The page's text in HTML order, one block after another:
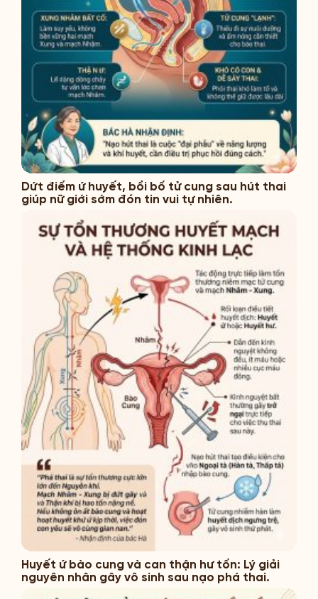
Dứt điểm ứ huyết, bồi bổ tử cung sau hút thai
giúp nữ giới sớm đón tin vui tự nhiên.
Huyết ứ bào cung và can thận hư tổn: Lý giải
nguyên nhân gây vô sinh sau nạo phá thai.